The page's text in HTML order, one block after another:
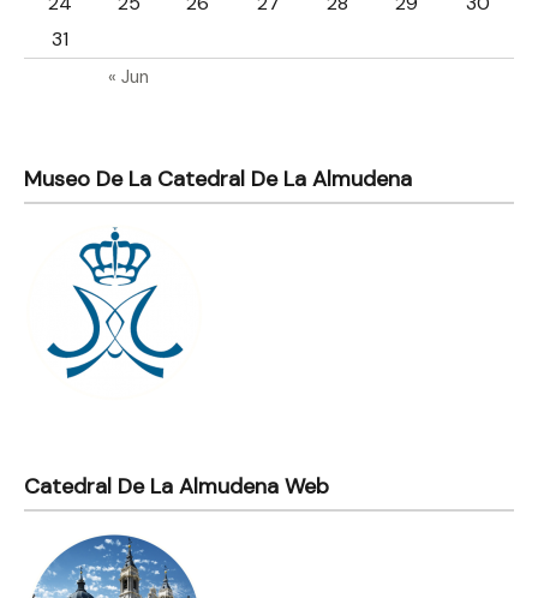
« Jun
31
Museo De La Catedral De La Almudena
Catedral De La Almudena Web